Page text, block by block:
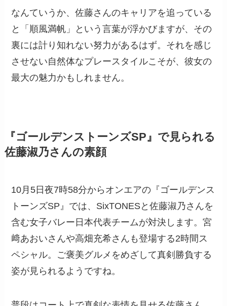
なんていうか、佐藤さんのキャリアを追っている
と「順風満帆」という言葉が浮かびますが、その
裏には計り知れない努力があるはず。それを感じ
させない自然体なプレースタイルこそが、彼女の
最大の魅力かもしれません。
『ゴールデンストーンズSP』で見られる
佐藤淑乃さんの素顔
10月5日夜7時58分からオンエアの『ゴールデンス
トーンズSP』では、SixTONESと佐藤淑乃さんを
含む女子バレー日本代表チームが対決します。宮
﨑あおいさんや高畑充希さんも登場する2時間ス
ペシャル。ご褒美グルメをめざして真剣勝負する
姿が見られるようですね。